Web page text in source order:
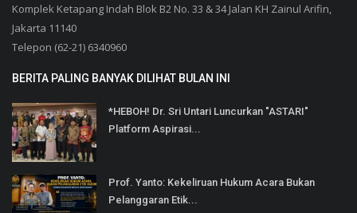
Komplek Ketapang Indah Blok B2 No. 33 & 34 Jalan KH Zainul Arifin,
Jakarta 11140
Telepon (62-21) 6340960
BERITA PALING BANYAK DILIHAT BULAN INI
*HEBOH! Dr. Sri Untari Luncurkan "ASTARI"
Platform Aspirasi...
Prof. Yanto: Kekeliruan Hukum Acara Bukan
Pelanggaran Etik...